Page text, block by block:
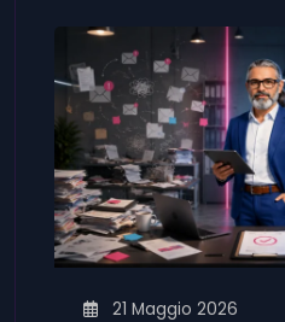
21 Maggio 2026